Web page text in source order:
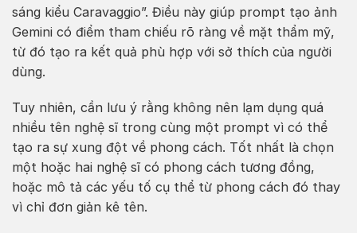
sáng kiểu Caravaggio”. Điều này giúp prompt tạo ảnh
Gemini có điểm tham chiếu rõ ràng về mặt thẩm mỹ,
từ đó tạo ra kết quả phù hợp với sở thích của người
dùng.
Tuy nhiên, cần lưu ý rằng không nên lạm dụng quá
nhiều tên nghệ sĩ trong cùng một prompt vì có thể
tạo ra sự xung đột về phong cách. Tốt nhất là chọn
một hoặc hai nghệ sĩ có phong cách tương đồng,
hoặc mô tả các yếu tố cụ thể từ phong cách đó thay
vì chỉ đơn giản kê tên.